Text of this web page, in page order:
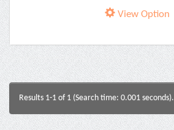
View Option
Results 1-1 of 1 (Search time: 0.001 seconds).